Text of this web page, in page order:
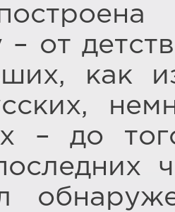
– от
как
– до